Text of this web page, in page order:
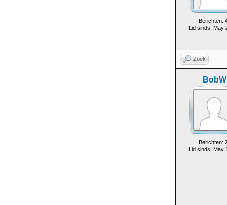
Berichten:
Lid sinds: May
Zoek
BobW
Berichten:
Lid sinds: May